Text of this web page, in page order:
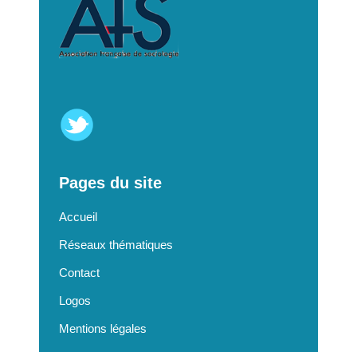
Pages du site
Accueil
Réseaux thématiques
Contact
Logos
Mentions légales